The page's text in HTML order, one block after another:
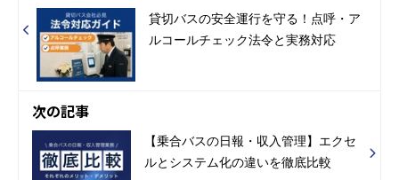
貸切バスの安全運行を守る！点呼・ア
ルコールチェック法令と実務対応
次の記事
【乗合バスの日報・収入管理】エクセ
ルとシステム化の違いを徹底比較